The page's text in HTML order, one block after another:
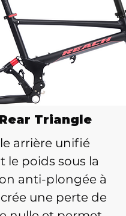
Triangle
arrière unifié
le poids sous la
anti-plongée à
une perte de